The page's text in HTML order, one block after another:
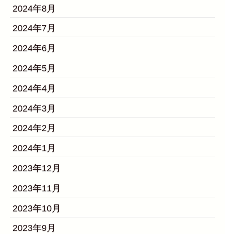
2024年8月
2024年7月
2024年6月
2024年5月
2024年4月
2024年3月
2024年2月
2024年1月
2023年12月
2023年11月
2023年10月
2023年9月